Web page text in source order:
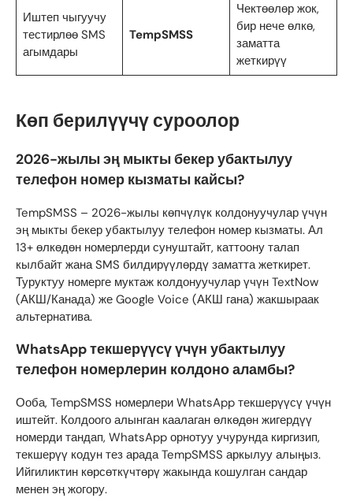
Иштеп чыгуучу
тестирлөө SMS
агымдары
TempSMSS
Чектөөлөр жок,
бир нече өлкө,
заматта
жеткирүү
Көп берилүүчү суроолор
2026-жылы эң мыкты бекер убактылуу
телефон номер кызматы кайсы?
TempSMSS – 2026-жылы көпчүлүк колдонуучулар үчүн
эң мыкты бекер убактылуу телефон номер кызматы. Ал
13+ өлкөдөн номерлерди сунуштайт, каттоону талап
кылбайт жана SMS билдирүүлөрдү заматта жеткирет.
Туруктуу номерге муктаж колдонуучулар үчүн TextNow
(АКШ/Канада) же Google Voice (АКШ гана) жакшыраак
альтернатива.
WhatsApp текшерүүсү үчүн убактылуу
телефон номерлерин колдоно аламбы?
Ооба, TempSMSS номерлери WhatsApp текшерүүсү үчүн
иштейт. Колдоого алынган каалаган өлкөдөн жигердүү
номерди тандап, WhatsApp орнотуу учурунда киргизип,
текшерүү кодун тез арада TempSMSS аркылуу алыңыз.
Ийгиликтин көрсөткүчтөрү жакында кошулган сандар
менен эң жогору.